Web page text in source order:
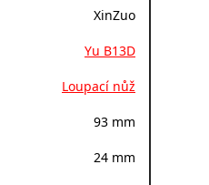
XinZuo
Yu B13D
Loupací nůž
93 mm
24 mm